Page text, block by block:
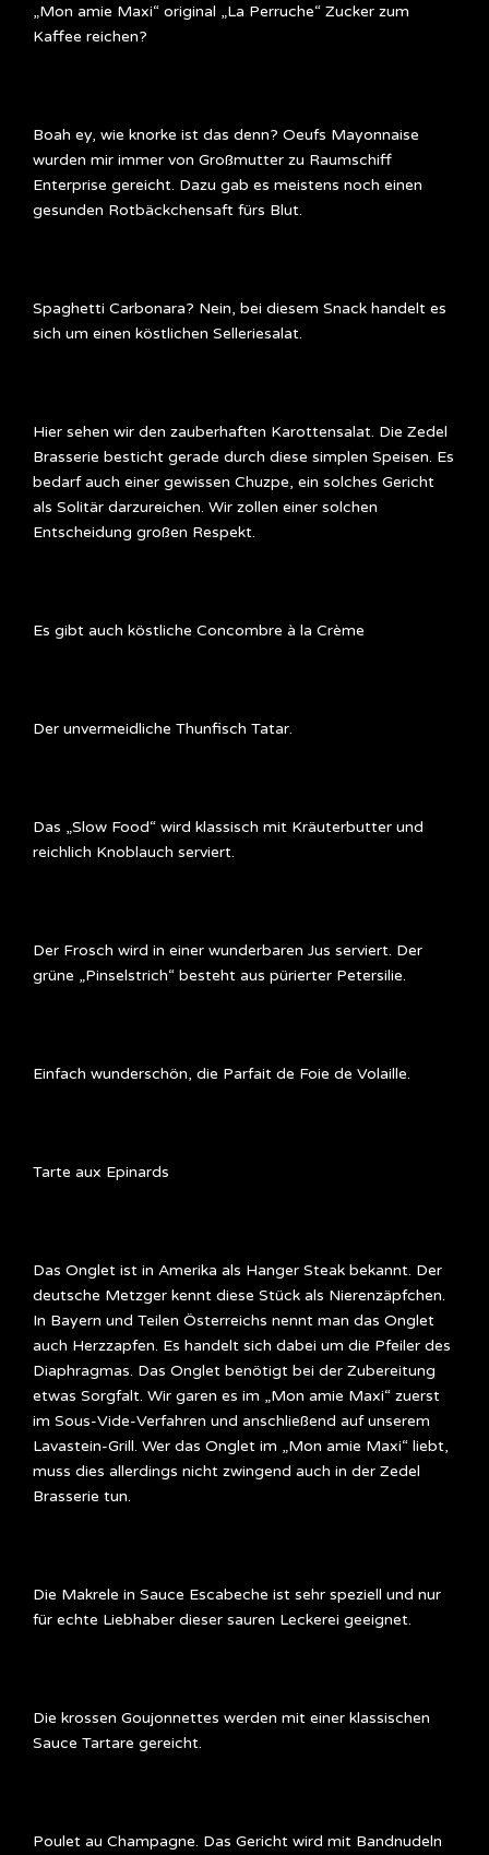
„Mon amie Maxi“ original „La Perruche“ Zucker zum
Kaffee reichen?
Boah ey, wie knorke ist das denn? Oeufs Mayonnaise
wurden mir immer von Großmutter zu Raumschiff
Enterprise gereicht. Dazu gab es meistens noch einen
gesunden Rotbäckchensaft fürs Blut.
Spaghetti Carbonara? Nein, bei diesem Snack handelt es
sich um einen köstlichen Selleriesalat.
Hier sehen wir den zauberhaften Karottensalat. Die Zedel
Brasserie besticht gerade durch diese simplen Speisen. Es
bedarf auch einer gewissen Chuzpe, ein solches Gericht
als Solitär darzureichen. Wir zollen einer solchen
Entscheidung großen Respekt.
Es gibt auch köstliche Concombre à la Crème
Der unvermeidliche Thunfisch Tatar.
Das „Slow Food“ wird klassisch mit Kräuterbutter und
reichlich Knoblauch serviert.
Der Frosch wird in einer wunderbaren Jus serviert. Der
grüne „Pinselstrich“ besteht aus pürierter Petersilie.
Einfach wunderschön, die Parfait de Foie de Volaille.
Tarte aux Epinards
Das Onglet ist in Amerika als Hanger Steak bekannt. Der
deutsche Metzger kennt diese Stück als Nierenzäpfchen.
In Bayern und Teilen Österreichs nennt man das Onglet
auch Herzzapfen. Es handelt sich dabei um die Pfeiler des
Diaphragmas. Das Onglet benötigt bei der Zubereitung
etwas Sorgfalt. Wir garen es im „Mon amie Maxi“ zuerst
im Sous-Vide-Verfahren und anschließend auf unserem
Lavastein-Grill. Wer das Onglet im „Mon amie Maxi“ liebt,
muss dies allerdings nicht zwingend auch in der Zedel
Brasserie tun.
Die Makrele in Sauce Escabeche ist sehr speziell und nur
für echte Liebhaber dieser sauren Leckerei geeignet.
Die krossen Goujonnettes werden mit einer klassischen
Sauce Tartare gereicht.
Poulet au Champagne. Das Gericht wird mit Bandnudeln